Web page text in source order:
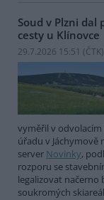
Soud v Plzni dal
cesty u Klínovce
29.7.2026 15:51 (ČTK)
vyměřil v odvolacím
úřadu v Jáchymově
server Novinky,
rozporu se
legalizovat
soukromých